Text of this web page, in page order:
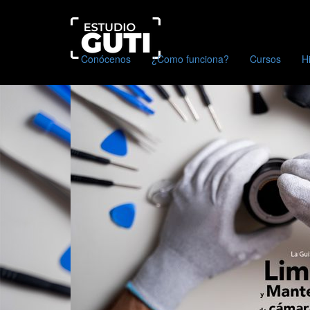
Estudio
Guti
Escuela
Online
Conócenos ¿Como funciona? Cursos